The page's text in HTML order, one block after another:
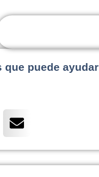
que puede ayudar